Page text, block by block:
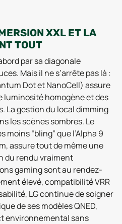
XXL ET LA
TOUT
par sa diagonale
Mais il ne s’arrête pas là :
Dot et NanoCell) assure
luminosité homogène et des
La gestion du local dimming
les scènes sombres. Le
“bling” que l’Alpha 9
assure tout de même une
du rendu vraiment
gaming sont au rendez-
élevé, compatibilité VRR
LG continue de soigner
de ses modèles QNED,
environnemental sans